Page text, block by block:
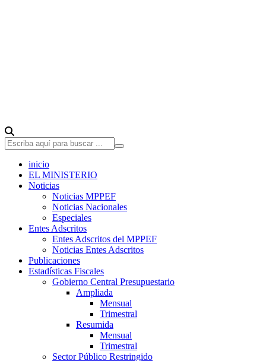
inicio
EL MINISTERIO
Noticias
Noticias MPPEF
Noticias Nacionales
Especiales
Entes Adscritos
Entes Adscritos del MPPEF
Noticias Entes Adscritos
Publicaciones
Estadísticas Fiscales
Gobierno Central Presupuestario
Ampliada
Mensual
Trimestral
Resumida
Mensual
Trimestral
Sector Público Restringido